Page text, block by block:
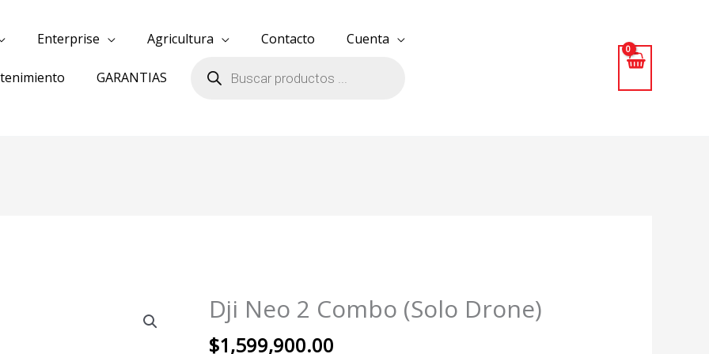
Enterprise Agricultura Contacto Cuenta
GARANTIAS productos
Dji Neo 2 Combo (Solo Drone)
$1,599,900.00
Dji
Neo
2